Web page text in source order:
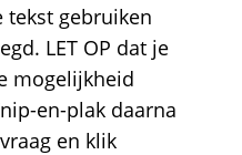
tekst gebruiken
LET OP dat je
mogelijkheid
en-plak daarna
en klik